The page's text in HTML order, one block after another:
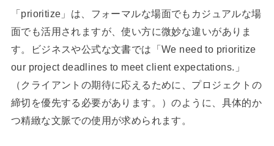
「prioritize」は、フォーマルな場面でもカジュアルな場
面でも活用されますが、使い方に微妙な違いがありま
す。ビジネスや公式な文書では「We need to prioritize
our project deadlines to meet client expectations.」
（クライアントの期待に応えるために、プロジェクトの
締切を優先する必要があります。）のように、具体的か
つ精緻な文脈での使用が求められます。